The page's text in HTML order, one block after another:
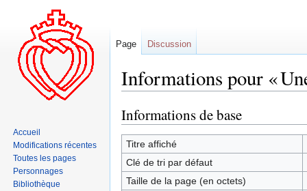
Informations pour «
Aller
à
la
navigation
Aller
à
la
recherche
Informations de base
Titre affiché
Clé de tri par défaut
Taille de la page (en octets)
Page Discussion
Accueil
Modifications récentes
Toutes les pages
Personnages
Bibliothèque